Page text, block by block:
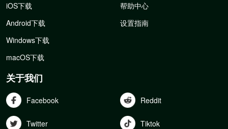
iOS下载
Android下载
Windows下载
macOS下载
帮助中心
设置指南
关于我们
Facebook Reddit
Twitter Tiktok